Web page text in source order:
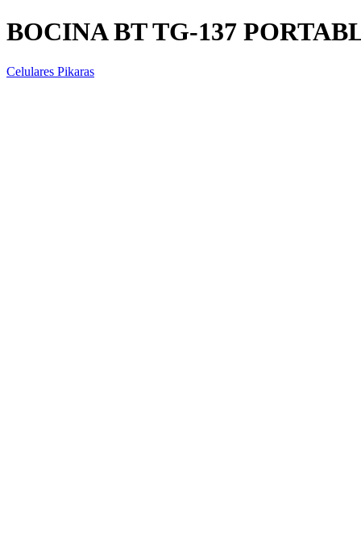
BOCINA BT TG-137
Celulares Pikaras